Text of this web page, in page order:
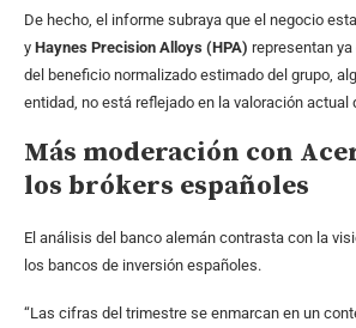
De hecho, el informe subraya que el negocio
y Haynes Precision Alloys (HPA) representan ya
del beneficio normalizado estimado del grupo,
entidad, no está reflejado en la valoración actual
Más moderación con
los brókers españoles
El análisis del banco alemán contrasta con la
los bancos de inversión españoles.
“Las cifras del trimestre se enmarcan en un